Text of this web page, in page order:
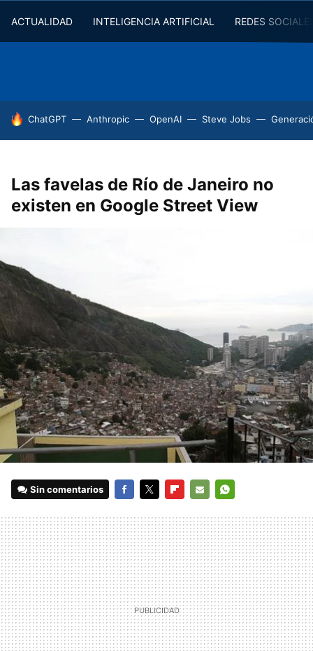
ACTUALIDAD INTELIGENCIA ARTIFICIAL REDES
HOY SE HABLA DE
ChatGPT Anthropic OpenAI Steve Jobs
Las favelas de Río de Janeiro no
existen en Google Street View
Sin comentarios
MAIL